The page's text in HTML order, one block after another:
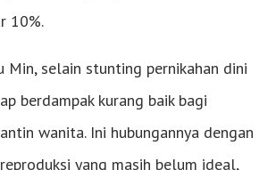
10%.
Min, selain stunting pernikahan dini
berdampak kurang baik bagi
wanita. Ini hubungannya dengan
yang masih belum ideal,